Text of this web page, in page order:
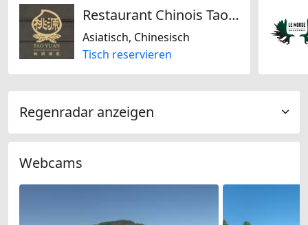
Restaurant Chinois Tao Yuan
Asiatisch, Chinesisch
Tisch reservieren
Regenradar anzeigen
Webcams